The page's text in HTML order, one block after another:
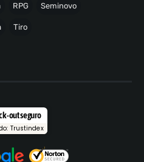
RPG Seminovo
Tiro
out seguro
Trustindex